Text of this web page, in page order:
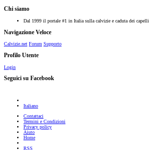
Chi siamo
Dal 1999 il portale #1 in Italia sulla calvizie e caduta dei capelli
Navigazione Veloce
Calvizie.net Forum Supporto
Profilo Utente
Login
Seguici su Facebook
Italiano
Contattaci
Termini e Condizioni
Privacy policy
Aiuto
Home
RSS